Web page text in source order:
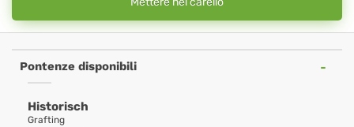
Pontenze disponibili
Historisch
Grafting